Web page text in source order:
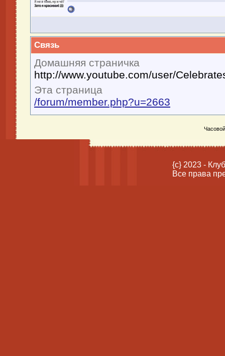
Связь
Домашняя страничка
http://www.youtube.com/user/
Эта страница
/forum/member.php?u=2663
{c} 2023 -
Все права